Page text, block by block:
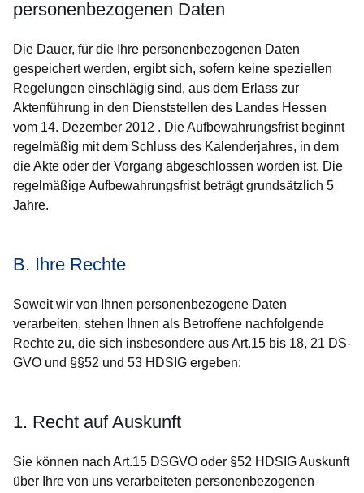
personenbezogenen Daten
Die Dauer, für die Ihre personenbezogenen Daten
gespeichert werden, ergibt sich, sofern keine speziellen
Regelungen einschlägig sind, aus dem Erlass zur
Aktenführung in den Dienststellen des Landes Hessen
vom 14. Dezember 2012 . Die Aufbewahrungsfrist beginnt
regelmäßig mit dem Schluss des Kalenderjahres, in dem
die Akte oder der Vorgang abgeschlossen worden ist. Die
regelmäßige Aufbewahrungsfrist beträgt grundsätzlich 5
Jahre.
B. Ihre Rechte
Soweit wir von Ihnen personenbezogene Daten
verarbeiten, stehen Ihnen als Betroffene nachfolgende
Rechte zu, die sich insbesondere aus Art.15 bis 18, 21 DS-
GVO und §§52 und 53 HDSIG ergeben:
1. Recht auf Auskunft
Sie können nach Art.15 DSGVO oder §52 HDSIG Auskunft
über Ihre von uns verarbeiteten personenbezogenen